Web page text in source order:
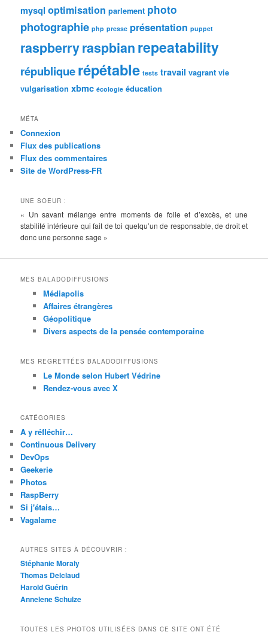
mysql optimisation parlement photo
photographie php presse présentation puppet
raspberryraspbianrepeatability
républiquerépétable tests travail vagrant vie
vulgarisation xbmc écologie éducation
MÉTA
Connexion
Flux des publications
Flux des commentaires
Site de WordPress-FR
UNE SOEUR :
« Un savant mélange entre moments de folie et d’excès, et une
stabilité intérieure qui fait de toi quelqu’un de responsable, de droit et
donc une personne sage »
MES BALADODIFFUSIONS
Médiapolis
Affaires étrangères
Géopolitique
Divers aspects de la pensée contemporaine
MES REGRETTÉES BALADODIFFUSIONS
Le Monde selon Hubert Védrine
Rendez-vous avec X
CATÉGORIES
A y réfléchir…
Continuous Delivery
DevOps
Geekerie
Photos
RaspBerry
Si j'étais…
Vagalame
AUTRES SITES À DÉCOUVRIR :
Stéphanie Moraly
Thomas Delclaud
Harold Guérin
Annelene Schulze
TOUTES LES PHOTOS UTILISÉES DANS CE SITE ONT ÉTÉ